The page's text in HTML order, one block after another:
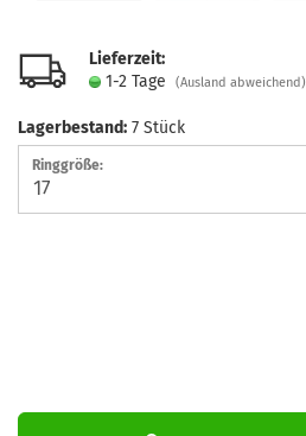
Lieferzeit:
1-2 Tage
(Ausland abweichend)
Lagerbestand: 7 Stück
Ringgröße: